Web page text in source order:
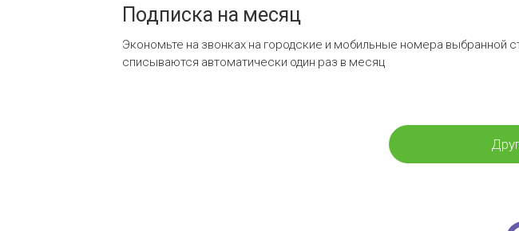
Подписка на месяц
Экономьте на звонках на городские и мобильные номера выбранной
списываются автоматически один раз в месяц